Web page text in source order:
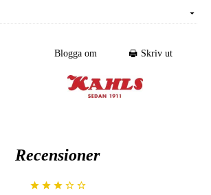
Blogga om Skriv ut
Recensioner